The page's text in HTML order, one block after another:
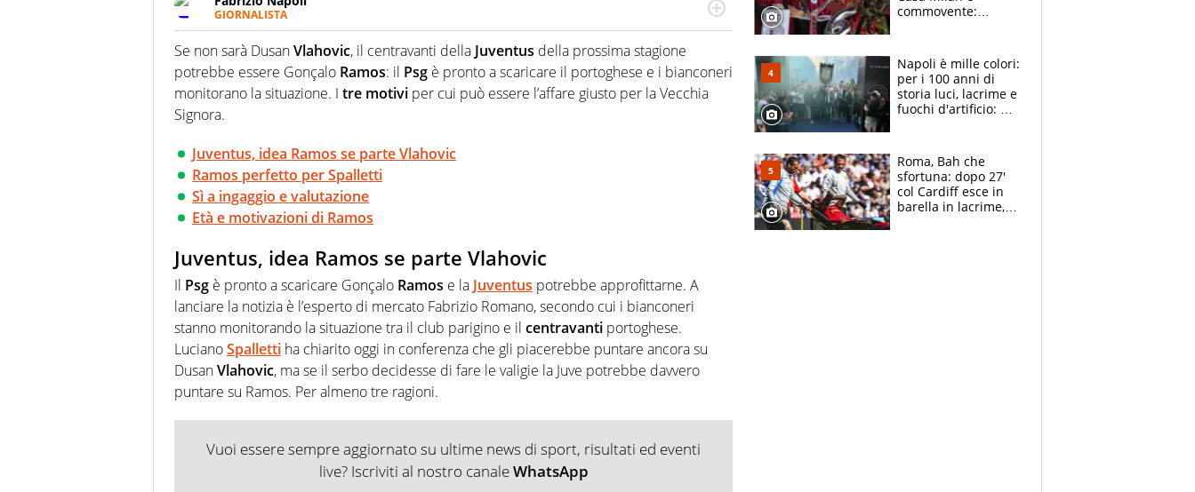
GIORNALISTA
Giornalista professionista, per Virgilio Sport segue anche il calcio ma è con la
pallanuoto che esalta competenze e passioni. Cura la comunicazione di HaBaWaBa, il
più grande festival di waterpolo per bambini al mondo
Se non sarà DusanVlahovic, il centravanti della Juventus della prossima stagione
potrebbe essere Gonçalo Ramos: il Psg è pronto a scaricare il portoghese e i bianconeri
monitorano la situazione. I tre motivi per cui può essere l’affare giusto per la Vecchia
Signora.
Juventus, idea Ramos se parte Vlahovic
Ramos perfetto per Spalletti
Sì a ingaggio e valutazione
Età e motivazioni di Ramos
Juventus, idea Ramos se parte Vlahovic
Il Psg è pronto a scaricare Gonçalo Ramos e la Juventus potrebbe approfittarne. A
lanciare la notizia è l’esperto di mercato Fabrizio Romano, secondo cui i bianconeri
stanno monitorando la situazione tra il club parigino e il centravanti portoghese.
LucianoSpalletti ha chiarito oggi in conferenza che gli piacerebbe puntare ancora su
DusanVlahovic, ma se il serbo decidesse di fare le valigie la Juve potrebbe davvero
puntare su Ramos. Per almeno tre ragioni.
Vuoi essere sempre aggiornato su ultime news di sport, risultati ed eventi
live? Iscriviti al nostro canaleWhatsApp
commovente:
bigliettini
Napoli è mille colori:
per i 100 anni di
storia luci, lacrime e
fuochi d'artificio: De
Roma, Bah che
sfortuna: dopo 27'
col Cardiff esce in
barella in lacrime,